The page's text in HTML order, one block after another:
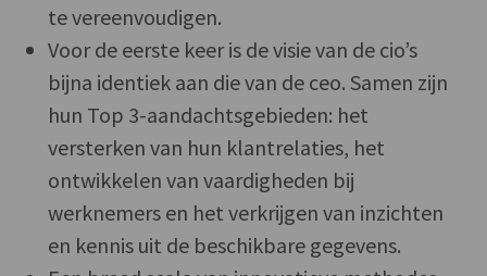
te vereenvoudigen.
Voor de eerste keer is de visie van de cio’s
bijna identiek aan die van de ceo. Samen zijn
hun Top 3-aandachtsgebieden: het
versterken van hun klantrelaties, het
ontwikkelen van vaardigheden bij
werknemers en het verkrijgen van inzichten
en kennis uit de beschikbare gegevens.